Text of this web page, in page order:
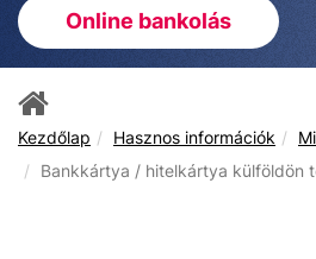
Online bankolás
Kezdőlap Hasznos információk
Bankkártya / hitelkártya külföldön